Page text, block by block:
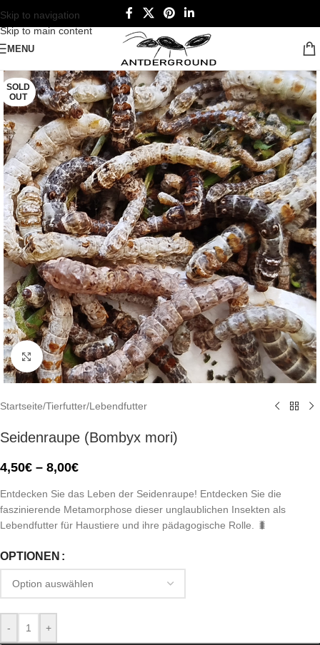
Skip to navigation
Skip to main content
MENU
SOLD
OUT
Click to enlarge
Startseite/Tierfutter/Lebendfutter
Seidenraupe (Bombyx mori)
4,50€ – 8,00€
Entdecken Sie das Leben der Seidenraupe! Entdecken Sie die
faszinierende Metamorphose dieser unglaublichen Insekten als
Lebendfutter für Haustiere und ihre pädagogische Rolle. 🐛
OPTIONEN
- +